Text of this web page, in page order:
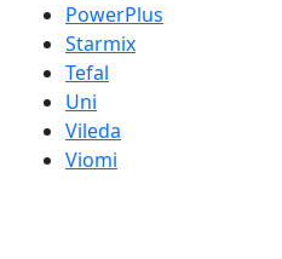
PowerPlus
Starmix
Tefal
Uni
Vileda
Viomi